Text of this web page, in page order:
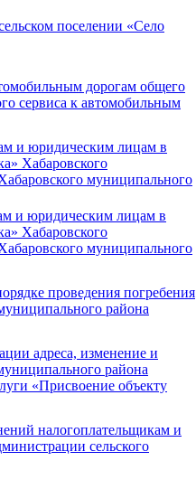
поселении «Село
дорогам общего
сервиса к автомобильным
и юридическим лицам в
Хабаровского
муниципального
и юридическим лицам в
Хабаровского
муниципального
проведения погребения
района
адреса, изменение и
района
«Присвоение объекту
налогоплательщикам и
сельского